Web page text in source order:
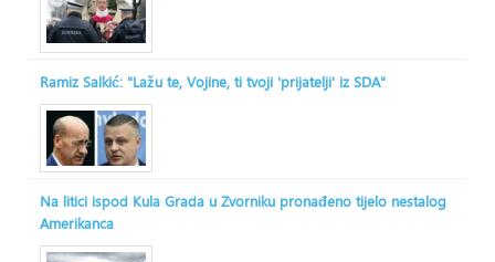
Ramiz Salkić: "Lažu te, Vojine, ti tvoji 'prijatelji' iz SDA"
Na litici ispod Kula Grada u Zvorniku pronađeno tijelo nestalog
Amerikanca